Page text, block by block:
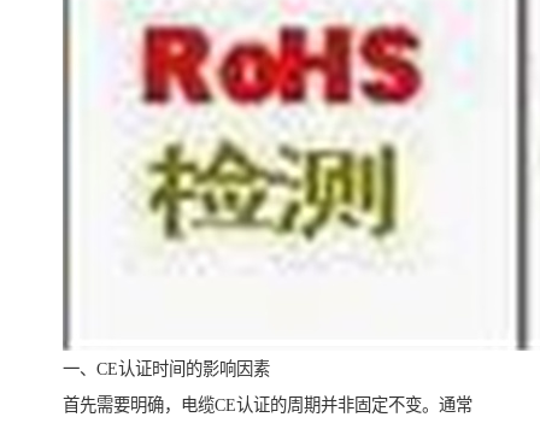
一、CE认证时间的影响因素
首先需要明确，电缆CE认证的周期并非固定不变。通常